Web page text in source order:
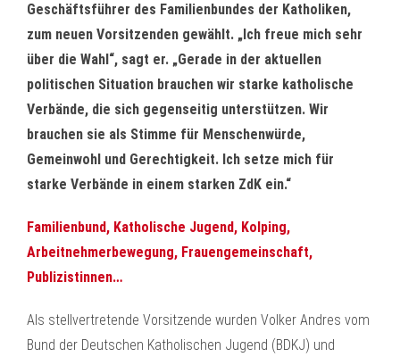
Geschäftsführer des Familienbundes der Katholiken,
zum neuen Vorsitzenden gewählt. „Ich freue mich sehr
über die Wahl“, sagt er. „Gerade in der aktuellen
politischen Situation brauchen wir starke katholische
Verbände, die sich gegenseitig unterstützen. Wir
brauchen sie als Stimme für Menschenwürde,
Gemeinwohl und Gerechtigkeit. Ich setze mich für
starke Verbände in einem starken ZdK ein.“
Familienbund, Katholische Jugend, Kolping,
Arbeitnehmerbewegung, Frauengemeinschaft,
Publizistinnen…
Als stellvertretende Vorsitzende wurden Volker Andres vom
Bund der Deutschen Katholischen Jugend (BDKJ) und